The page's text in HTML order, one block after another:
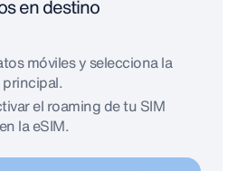
en destino
móviles y selecciona la
el roaming de tu SIM
la eSIM.